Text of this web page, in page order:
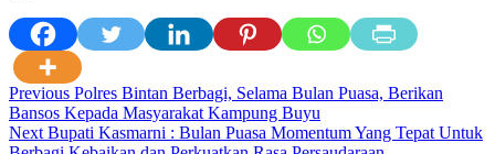
Post
navigation
Previous Polres Bintan Berbagi, Selama Bulan Puasa, Berikan
Bansos Kepada Masyarakat Kampung Buyu
Next Bupati Kasmarni : Bulan Puasa Momentum Yang Tepat Untuk